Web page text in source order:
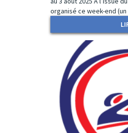
organisé ce week-end (un